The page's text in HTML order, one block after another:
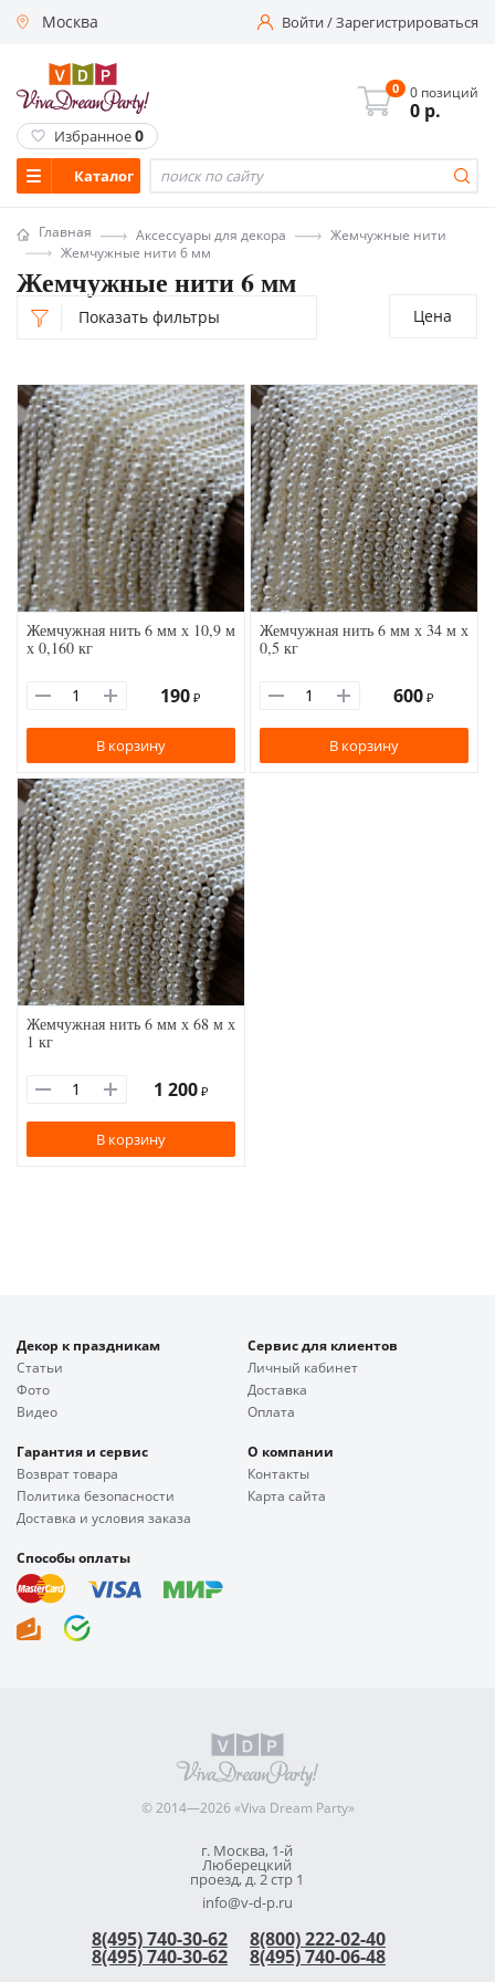
Москва Войти/Зарегистрироваться
Каталог
0 0 позиций
0 р.
Избранное0
Главная Аксессуары для декора
Жемчужные нити
Жемчужные нити 6 мм
Жемчужные нити 6 мм
Показать фильтры Цена
Жемчужная нить 6 мм х 10,9 м
х 0,160 кг
190 ₽
В корзину
Жемчужная нить 6 мм х 34 м х
0,5 кг
600 ₽
В корзину
Жемчужная нить 6 мм х 68 м х
1 кг
1 200 ₽
В корзину
Декор к праздникам
Статьи
Фото
Видео
Сервис для клиентов
Личный кабинет
Доставка
Оплата
Гарантия и сервис
Возврат товара
Политика безопасности
Доставка и условия заказа
О компании
Контакты
Карта сайта
Способы оплаты
© 2014—2026 «Viva Dream Party»
г. Москва, 1-й
Люберецкий
проезд, д. 2 стр 1
info@v-d-p.ru
8(495) 740-30-62 8(800) 222-02-40
8(495) 740-30-62 8(495) 740-06-48